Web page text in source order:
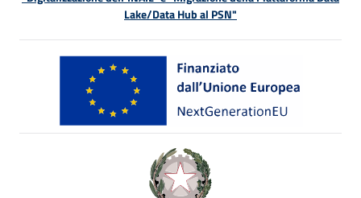
Lake/Data Hub al PSN"